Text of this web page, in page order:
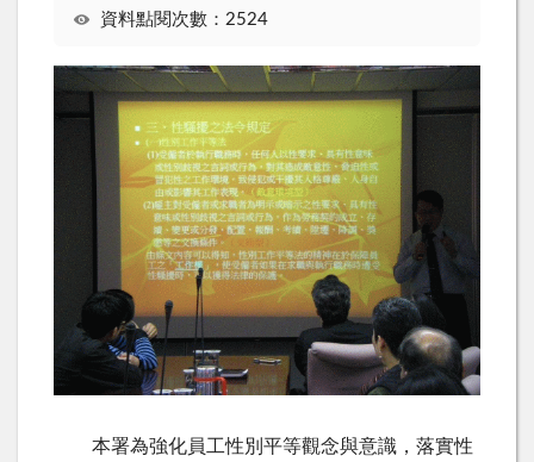
資料點閱次數：2524
本署為強化員工性別平等觀念與意識，落實性